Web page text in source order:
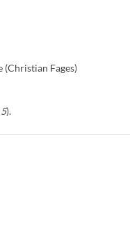
(Christian Fages)
).